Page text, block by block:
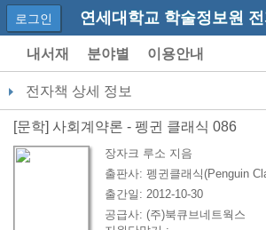
연세대학교 학술정보원
로그인
내서재 분야별 이용안내
전자책 상세 정보
[문학] 사회계약론 - 펭귄 클래식 086
장자크 루소 지음
출판사: 펭귄클래식(Penguin
출간일: 2012-10-30
공급사: (주)북큐브네트웍스